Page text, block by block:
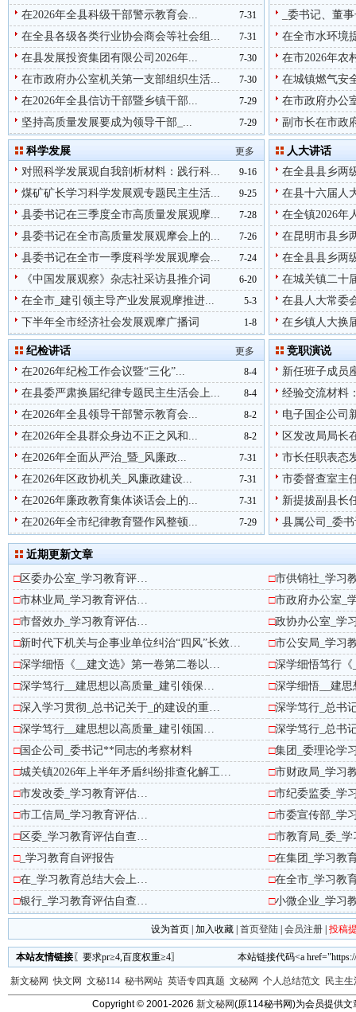
7-31
在2026年全县科级干部警示教育会...
7-31
在全县各级各类行业协会商会等社会组...
7-30
在县发展投资集团有限公司2026年...
7-30
在市政府办公室机关第一支部组织生活...
7-29
在2026年全县信访干部暨乡镇干部...
7-29
坚持高质量发展要成为领导干部_...
_委书记、董
在全市水环境
在市2026年农
在城镇燃气安
在市政府办公
副市长在市政
更多
科学发展
9-16
对照科学发展观自我剖析材料：践行科...
9-25
煤矿矿长学习科学发展观专题民主生活...
7-28
县委书记在三季度全市高质量发展观摩...
7-26
县委书记在全市高质量发展观摩会上的...
7-24
县委书记在全市一季度科学发展观摩会...
6-20
《中国发展观察》杂志社采访县推介词
5-3
在全市_建引领主导产业发展观摩推进...
1-8
下半年全市经济社会发展观摩广播词
人大讲话
在全县县乡两
在县十六届人
在全镇2026年
在昆明市县乡
在全县县乡两
在城关镇二十
在县人大常委
在乡镇人大换
更多
纪检讲话
8-4
在2026年纪检工作会议暨“三化”...
8-4
在县委严肃换届纪律专题民主生活会上...
8-2
在2026年全县领导干部警示教育会...
8-2
在2026年全县群众身边不正之风和...
7-31
在2026年全面从严治_暨_风廉政...
7-31
在2026年区政协机关_风廉政建设...
7-31
在2026年廉政教育集体谈话会上的...
7-29
在2026年全市纪律教育暨作风整顿...
竞职演说
新任班子成员
经验交流材料
电子国企公司
区发改局局长
市长任职表态
市委督查室主
新提拔副县长
县属公司_委
近期更新文章
□区委办公室_学习教育评… □市供销社_学习
□市林业局_学习教育评估… □市政府办公室_
□市督效办_学习教育评估… □政协办公室_学
□新时代下机关与企事业单位纠治“四风”长效… □市公安局_学习
□深学细悟《__建文选》第一卷第二卷以… □深学细悟笃行
□深学笃行__建思想以高质量_建引领保… □深学细悟__建
□深入学习贯彻_总书记关于_的建设的重… □深学笃行_总书
□深学笃行__建思想以高质量_建引领国… □深学笃行_总书
□国企公司_委书记**同志的考察材料 □集团_委理论学
□城关镇2026年上半年矛盾纠纷排查化解工… □市财政局_学习
□市发改委_学习教育评估… □市纪委监委_学
□市工信局_学习教育评估… □市委宣传部_学
□区委_学习教育评估自查… □市教育局_委_
□_学习教育自评报告 □在集团_学习教
□在_学习教育总结大会上… □在全市_学习教
□银行_学习教育评估自查… □小微企业_学习
设为首页 加入收藏 首页登陆 会员注册 投稿
本站友情链接〖要求pr≥4,百度权重≥4〗 本站链接代码<a href="https://
新文秘网 快文网 文秘114 秘书网站 英语专四真题 文秘网 个人总结范文 民主
Copyright © 2001-2026 新文秘网(原114秘书网)为会员提供